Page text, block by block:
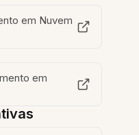
em Nuvem
em